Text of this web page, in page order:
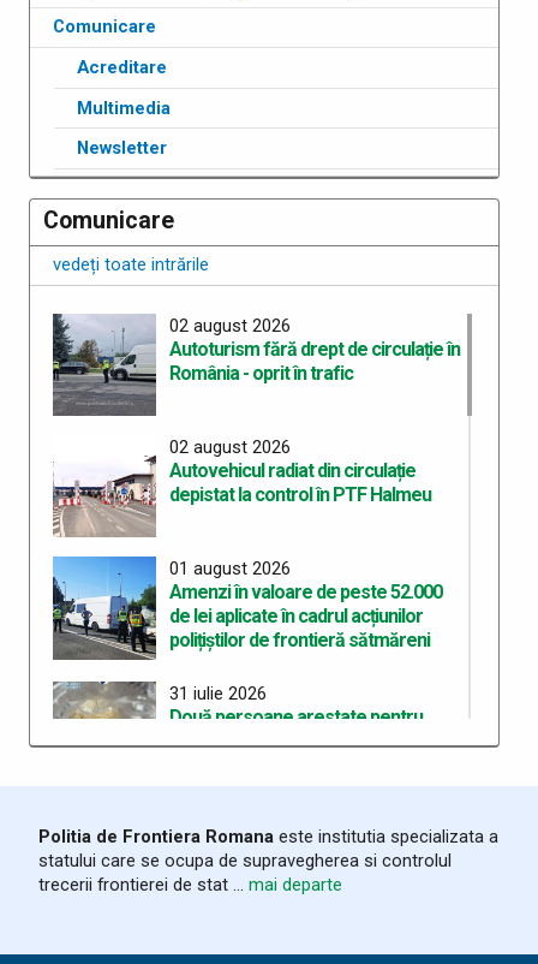
Comunicare
Acreditare
Multimedia
Newsletter
Comunicare
vedeți toate intrările
02 august 2026
Autoturism fără drept de circulație în
România - oprit în trafic
02 august 2026
Autovehicul radiat din circulație
depistat la control în PTF Halmeu
01 august 2026
Amenzi în valoare de peste 52.000
de lei aplicate în cadrul acțiunilor
polițiștilor de frontieră sătmăreni
31 iulie 2026
Două persoane arestate pentru
deținerea de droguri de mare risc pe
28 iulie 2026
ITPF Sighetu Marmației a sărbătorit
162 de ani de la înființarea Poliției de
Politia de Frontiera Romana este institutia specializata a
statului care se ocupa de supravegherea si controlul
trecerii frontierei de stat ... mai departe